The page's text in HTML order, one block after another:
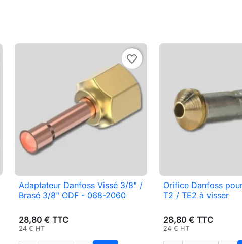
favorite_border
 Aperçu rapide
Adaptateur Danfoss Vissé 3/8" /
Brasé 3/8" ODF - 068-2060
28,80 € TTC
24 € HT
 Aperçu
Orifice Danfoss
T2 / TE2 à visser
28,80 € TTC
24 € HT